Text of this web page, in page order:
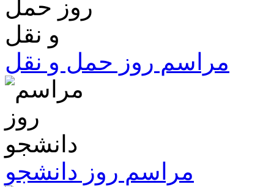
مراسم روز حمل و نقل
مراسم روز دانشجو